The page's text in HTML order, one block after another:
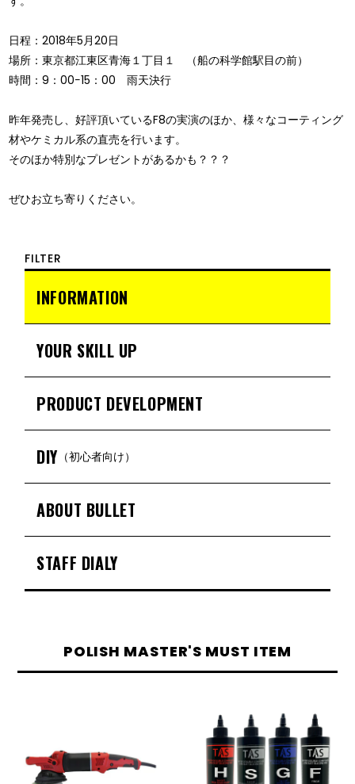
日程：2018年5月20日
場所：東京都江東区青海１丁目１ （船の科学館駅目の前）
時間：9：00−15：00 雨天決行
昨年発売し、好評頂いているF8の実演のほか、様々なコーティング
材やケミカル系の直売を行います。
そのほか特別なプレゼントがあるかも？？？
ぜひお立ち寄りください。
FILTER
INFORMATION
YOUR SKILL UP
PRODUCT DEVELOPMENT
DIY （初心者向け）
ABOUT BULLET
STAFF DIALY
POLISH MASTER'S MUST ITEM